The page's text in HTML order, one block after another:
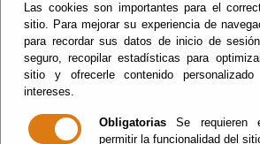
Las cookies son importantes para el
sitio. Para mejorar su experiencia de
para recordar sus datos de inicio de
seguro, recopilar estadísticas para
sitio y ofrecerle contenido
intereses.
Obligatorias Se requieren
permitir la funcionalidad del
Certamen Nacional de Largometrajes
FICAL 2025-
Inscripciones